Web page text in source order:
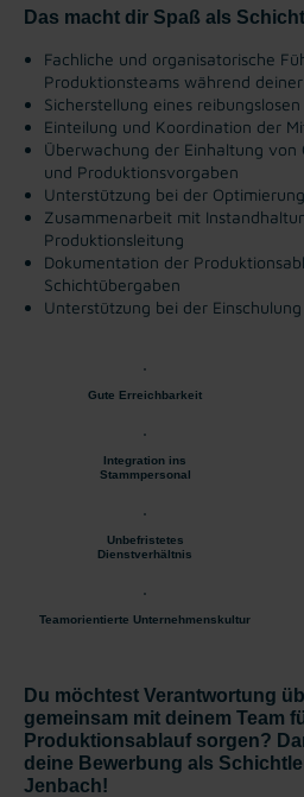
Das macht dir Spaß als
Fachliche und organisatorische
Produktionsteams während
Sicherstellung eines
Einteilung und Koordination der
Überwachung der Einhaltung
und Produktionsvorgaben
Unterstützung bei der
Zusammenarbeit mit
Produktionsleitung
Dokumentation der
Schichtübergaben
Unterstützung bei der
Gute Erreichbarkeit
Integration ins
Stammpersonal
Unbefristetes
Dienstverhältnis
Teamorientierte Unternehmenskultur
Du möchtest Verantwortung
gemeinsam mit deinem Team
Produktionsablauf sorgen?
deine Bewerbung als
Jenbach!